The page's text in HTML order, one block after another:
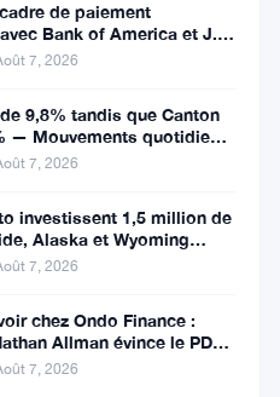
de paiement
Bank of America et J.P.
pays
7, 2026
9,8% tandis que Canton
— Mouvements quotidiens
7, 2026
investissent 1,5 million de
Alaska et Wyoming
au Michigan
7, 2026
chez Ondo Finance :
Allman évince le PDG
24 juillet
7, 2026